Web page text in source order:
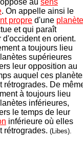
au sens
. On appelle ainsi le
propre d'une planète
et qui paraît
d'occident en orient.
a toujours lieu
supérieures
leur opposition au
auquel ces
rétrogrades. De
à toujours lieu
inférieures,
le temps de leur
inférieure où elles
rétrogrades. (Libes).